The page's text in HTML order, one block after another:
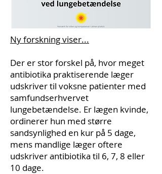
Ny forskning viser...
Der er stor forskel på, hvor meget
antibiotika praktiserende læger
udskriver til voksne patienter med
samfundserhvervet
lungebetændelse. Er lægen kvinde,
ordinerer hun med større
sandsynlighed en kur på 5 dage,
mens mandlige læger oftere
udskriver antibiotika til 6, 7, 8 eller
10 dage.